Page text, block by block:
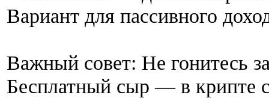
Вариант для пассивного
Важный совет: Не гонитесь
Бесплатный сыр — в крипте